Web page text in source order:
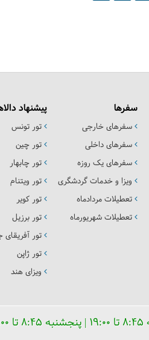
سفرها
سفرهای خارجی
سفرهای داخلی
سفرهای یک روزه
ویزا و خدمات گردشگری
تعطیلات مردادماه
تعطیلات شهریورماه
پیشنهاد
تور تونس
تور چین
تور چابهار
تور ویتنام
تور کویر
تور برزیل
تور آفریقای
تور ژاپن
ویزای هند